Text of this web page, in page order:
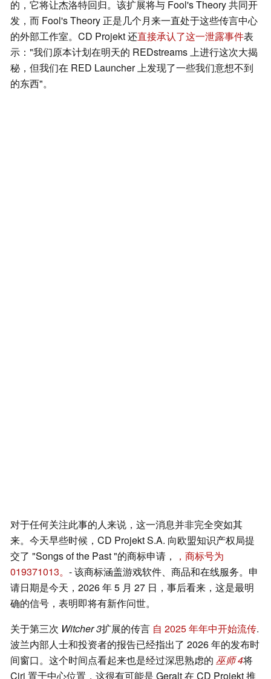
的，它将让杰洛特回归。该扩展将与 Fool's Theory 共同开
发，而 Fool's Theory 正是几个月来一直处于这些传言中心
的外部工作室。CD Projekt 还直接承认了这一泄露事件表
示："我们原本计划在明天的 REDstreams 上进行这次大揭
秘，但我们在 RED Launcher 上发现了一些我们意想不到
的东西"。
对于任何关注此事的人来说，这一消息并非完全突如其
来。今天早些时候，CD Projekt S.A. 向欧盟知识产权局提
交了 "Songs of the Past "的商标申请，
，商标号为
019371013。 - 该商标涵盖游戏软件、商品和在线服务。申
请日期是今天，2026 年 5 月 27 日，事后看来，这是最明
确的信号，表明即将有新作问世。
关于第三次 Witcher 3扩展的传言 自 2025 年年中开始流传.
波兰内部人士和投资者的报告已经指出了 2026 年的发布时
间窗口。这个时间点看起来也是经过深思熟虑的 巫师 4将
Ciri 置于中心位置，这很有可能是 Geralt 在 CD Projekt 推